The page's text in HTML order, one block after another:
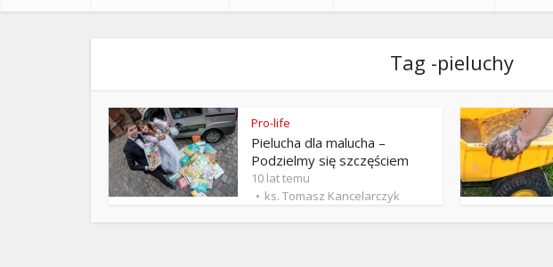
Tag -pieluchy
Pro-life
Pielucha dla malucha –
Podzielmy się szczęściem
10 lat temu
ks. Tomasz Kancelarczyk
Ewangelia i Ty – 29 grudnia
ks. Stefan Radziszewski